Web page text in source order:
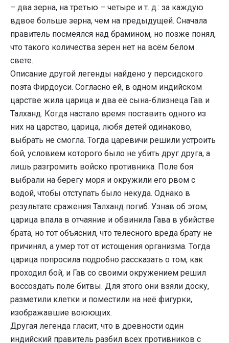
– два зерна, на третью – четыре и т. д.: за каждую
вдвое больше зерна, чем на предыдущей. Сначала
правитель посмеялся над брамином, но позже понял,
что такого количества зёрен нет на всём белом
свете.
Описание другой легенды найдено у персидского
поэта Фирдоуси. Согласно ей, в одном индийском
царстве жила царица и два её сына-близнеца Гав и
Талханд. Когда настало время поставить одного из
них на царство, царица, любя детей одинаково,
выбрать не смогла. Тогда царевичи решили устроить
бой, условием которого было не убить друг друга, а
лишь разгромить войско противника. Поле боя
выбрали на берегу моря и окружили его рвом с
водой, чтобы отступать было некуда. Однако в
результате сражения Талханд погиб. Узнав об этом,
царица впала в отчаяние и обвинила Гава в убийстве
брата, но тот объяснил, что телесного вреда брату не
причинял, а умер тот от истощения организма. Тогда
царица попросила подробно рассказать о том, как
проходил бой, и Гав со своими окружением решил
воссоздать поле битвы. Для этого они взяли доску,
разметили клетки и поместили на неё фигурки,
изображавшие воюющих.
Другая легенда гласит, что в древности один
индийский правитель разбил всех противников с